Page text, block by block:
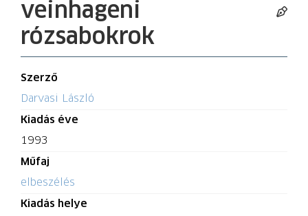
veinhageni
rózsabokrok
Szerző
Darvasi László
Kiadás éve
1993
Műfaj
elbeszélés
Kiadás helye